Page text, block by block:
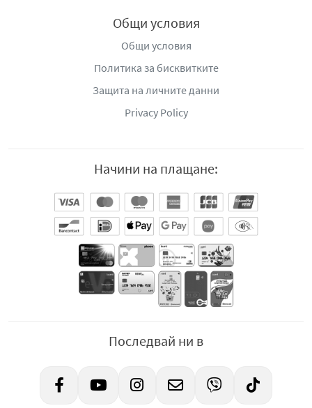
Общи условия
Общи условия
Политика за бисквитките
Защита на личните данни
Privacy Policy
Начини на плащане:
Последвай ни в